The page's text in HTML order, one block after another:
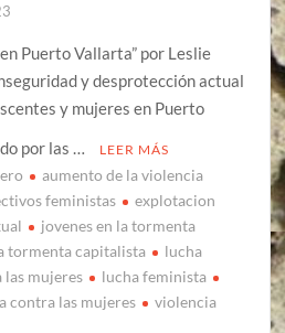
Puerto Vallarta” por Leslie
y desprotección actual
y mujeres en Puerto
por las …
LEER MÁS
aumento de la violencia
feministas
explotacion
jovenes en la tormenta
tormenta capitalista
lucha
mujeres
lucha feminista
contra las mujeres
violencia